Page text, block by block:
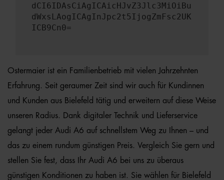
dCI6IDAsCiAgICAicHJvZ3Jlc3MiOiBu
dWxsLAogICAgInJpc2t5IjogZmFsc2UK
ICB9Cn0=
Ostermaier ist ein Familienbetrieb mit vielen Jahrzehnten
Erfahrung. Seit geraumer Zeit sind wir auch für Kundinnen
und Kunden aus Bielefeld tätig und erweitern auf diese Weise
unseren Radius. Dank digitaler Technik und Lieferservice
gelangt jeder Audi A6 auf schnellstem Weg zu Ihnen – und
das zu einem rundum günstigen Preis. Vergleich Sie gern und
stellen Sie fest, dass Ihr Audi A6 bei uns zu überaus
günstigen Konditionen zu haben ist. Sie wählen für Bielefeld